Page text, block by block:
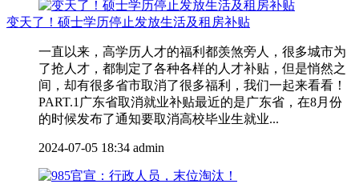
变天了！硕士学历停止发放生活及租房补贴
一直以来，高学历人才的福利都羡煞旁人，很多城市为
了抢人才，都制定了各种各样的人才补贴，但是悄然之
间，却有很多省市取消了很多福利，我们一起来看看！
PART.1广东省取消就业补贴最近的是广东省，在8月份
的时候发布了通知要取消高校毕业生就业...
2024-07-05 18:34 admin